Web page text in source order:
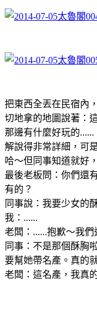
把東西全丟在民宿內
切地拿的地圖說著：
那邊有什麼好玩的......
解說得非常詳細，可
哈～但同事知道就好
最後老板問：你們還
有的？
同事說：我要少女的
我：......
老闆：......抱歉～我們
同事：不是那個酥胸
要幫她帶名產。真的
老闆：這名產，我真